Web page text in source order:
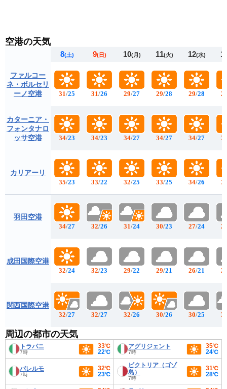
空港の天気
ファルコー
ネ・ボルセリ
ーノ空港
カターニア・
フォンタナロ
ッサ空港
カリアーリ
羽田空港
成田国際空港
関西国際空港
8(土)
31/25
34/23
35/23
34/27
32/24
32/27
9(日)
31/26
34/23
33/22
32/26
32/23
32/27
10(月)
29/27
34/27
32/25
31/24
29/22
32/26
11(火)
29/28
34/27
33/25
30/23
29/21
30/26
12(水)
29/28
34/27
34/26
27/24
26/21
30/25
周辺の都市の天気
トラパニ
7時
33℃
22℃
アグリジェント
7時
35℃
24℃
パレルモ
7時
32℃
23℃
ビクトリア（ゴゾ
島）
7時
31℃
28℃